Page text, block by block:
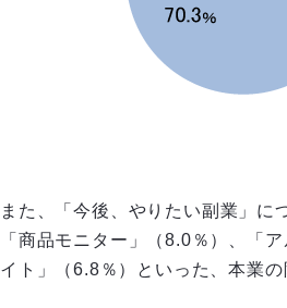
また、「今後、やりたい副業」に
「商品モニター」（8.0％）、「
イト」（6.8％）といった、本業